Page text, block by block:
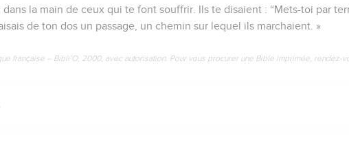
dans la main de ceux qui te font souffrir. Ils te disaient : “Mets-toi par
de ton dos un passage, un chemin sur lequel ils marchaient. »
française – Bibli’O, 2000, avec autorisation. Pour vous procurer une Bible imprimée, rendez-